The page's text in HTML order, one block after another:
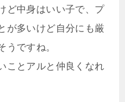
ど中身はいい子で、プ
が多いけど自分にも厳
うですね。
ことアルと仲良くなれ